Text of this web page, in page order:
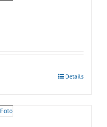
Details